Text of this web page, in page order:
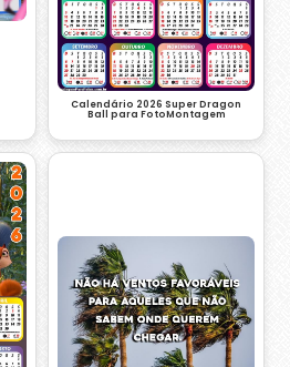
Calendário 2026 Super Dragon
Ball para FotoMontagem